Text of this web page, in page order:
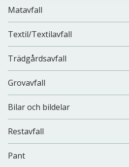
Matavfall
Textil/Textilavfall
Trädgårdsavfall
Grovavfall
Bilar och bildelar
Restavfall
Pant